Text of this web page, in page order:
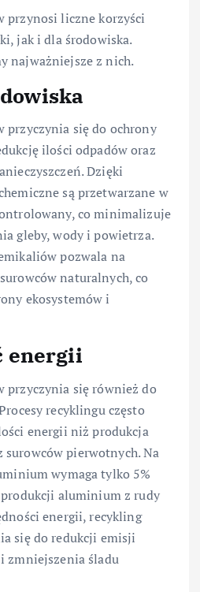
przynosi liczne korzyści
jak i dla środowiska.
najważniejsze z nich.
przyczynia się do ochrony
ilości odpadów oraz
Dzięki
są przetwarzane w
co minimalizuje
gleby, wody i powietrza.
pozwala na
naturalnych, co
ekosystemów i
energii
przyczynia się również do
recyklingu często
energii niż produkcja
pierwotnych. Na
wymaga tylko 5%
aluminium z rudy
energii, recykling
się do redukcji emisji
zmniejszenia śladu